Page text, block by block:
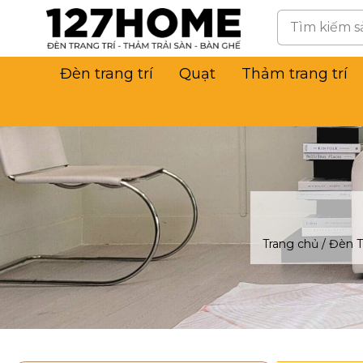
Đèn trang trí Quạt Thảm trang trí
Trang chủ / Đèn